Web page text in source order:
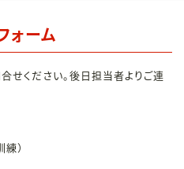
ォーム
せください。後日担当者よりご連
）